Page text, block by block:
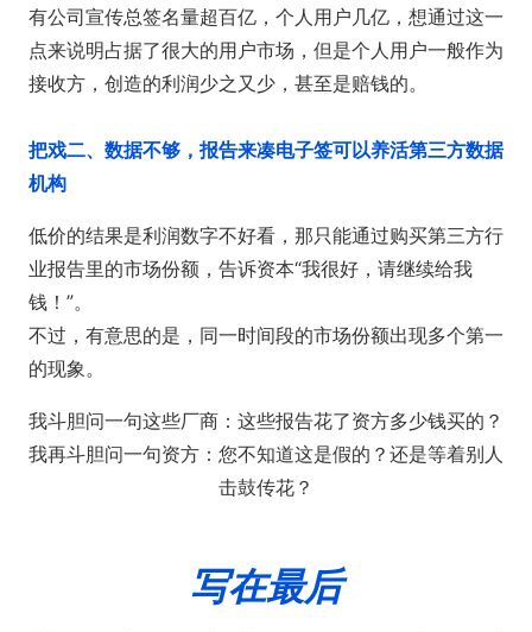
有公司宣传总签名量超百亿，个人用户几亿，想通过这一
点来说明占据了很大的用户市场，但是个人用户一般作为
接收方，创造的利润少之又少，甚至是赔钱的。
把戏二、数据不够，报告来凑电子签可以养活第三方数据
机构
低价的结果是利润数字不好看，那只能通过购买第三方行
业报告里的市场份额，告诉资本“我很好，请继续给我
钱！”。
不过，有意思的是，同一时间段的市场份额出现多个第一
的现象。
我斗胆问一句这些厂商：这些报告花了资方多少钱买的？
我再斗胆问一句资方：您不知道这是假的？还是等着别人
击鼓传花？
写在最后